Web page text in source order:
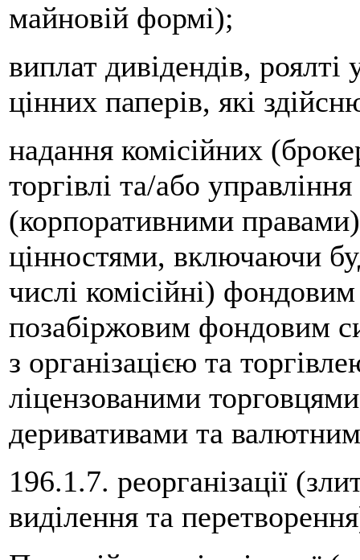
майновій формі);
виплат дивідендів,
цінних паперів, які
надання комісійних
торгівлі та/або
(корпоративними
цінностями, включаючи
числі комісійні)
позабіржовим фондовим
з організацією та
ліцензованими
деривативами та
196.1.7. реорганізації
виділення та